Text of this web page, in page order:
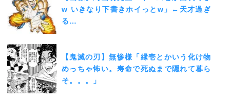
w いきなり下書きホイっとw」←天才過ぎ
る…
【鬼滅の刃】無惨様「縁壱とかいう化け物
めっちゃ怖い。寿命で死ぬまで隠れて暮ら
そ。。。」